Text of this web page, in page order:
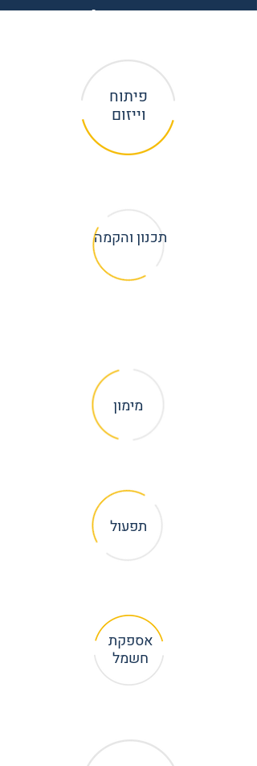
תחומיפעילות
פיתוח
וייזום
תכנון והקמה
מימון
תפעול
אספקת
חשמל